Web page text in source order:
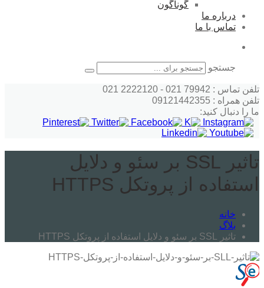
گوناگون
درباره ما
تماس با ما
جستجو
تلفن تماس : 79942 021 - 2222120 021
تلفن همراه : 09121442355
ما را دنبال کنید:
تاثیر SSL بر سئو و دلایل
استفاده از پروتکل HTTPS
خانه
بلاگ
تاثیر SSL بر سئو و دلایل استفاده از پروتکل HTTPS